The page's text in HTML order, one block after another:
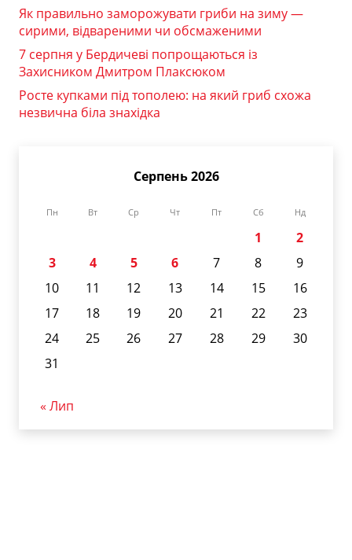
Як правильно заморожувати гриби на зиму —
сирими, відвареними чи обсмаженими
7 серпня у Бердичеві попрощаються із
Захисником Дмитром Плаксюком
Росте купками під тополею: на який гриб схожа
незвична біла знахідка
Серпень 2026
Пн Вт Ср Чт Пт Сб Нд
1
2
3
4 5 6 7 8
9
10
11 12 13 14 15
16
17
18 19 20 21 22
23
24
25 26 27 28 29
30
31
« Лип